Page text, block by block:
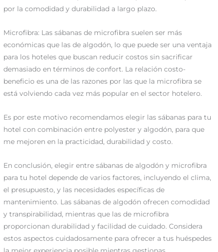
por la comodidad y durabilidad a largo plazo.
Microfibra: Las sábanas de microfibra suelen ser más
económicas que las de algodón, lo que puede ser una ventaja
para los hoteles que buscan reducir costos sin sacrificar
demasiado en términos de confort. La relación costo-
beneficio es una de las razones por las que la microfibra se
está volviendo cada vez más popular en el sector hotelero.
Es por este motivo recomendamos elegir las sábanas para tu
hotel con combinación entre polyester y algodón, para que
me mejoren en la practicidad, durabilidad y costo.
En conclusión, elegir entre sábanas de algodón y microfibra
para tu hotel depende de varios factores, incluyendo el clima,
el presupuesto, y las necesidades específicas de
mantenimiento. Las sábanas de algodón ofrecen comodidad
y transpirabilidad, mientras que las de microfibra
proporcionan durabilidad y facilidad de cuidado. Considera
estos aspectos cuidadosamente para ofrecer a tus huéspedes
la mejor experiencia posible mientras gestionas